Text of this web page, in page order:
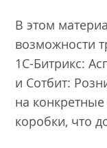
В этом
возможности
1С-Битрикс:
и Сотбит:
на
коробки, что